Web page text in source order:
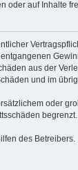
oder auf Inhalte
aus der
und im
oder
des Betreibers.